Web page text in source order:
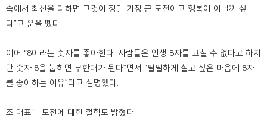
속에서 최선을 다하면 그것이 정말 가장 큰 도전이고 행복이 아닐까 싶
다”고 운을 뗐다.
이어 “8이라는 숫자를 좋아한다. 사람들은 인생 8자를 고칠 수 없다고 하지
만 숫자 8을 눕히면 무한대가 된다”면서 “팔팔하게 살고 싶은 마음에 8자
를 좋아하는 이유”라고 설명했다.
조 대표는 도전에 대한 철학도 밝혔다.